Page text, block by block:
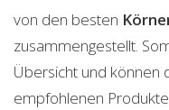
von den besten
zusammengestellt.
Übersicht und können
empfohlenen